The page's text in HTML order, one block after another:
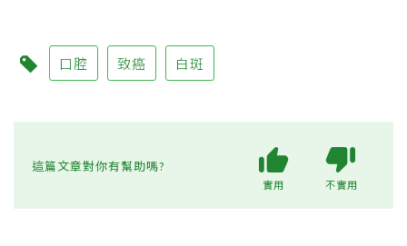
口腔 致癌 白斑
這篇文章對你有幫助嗎?
實用 不實用